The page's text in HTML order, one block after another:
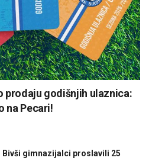
prodaju godišnjih ulaznica:
na Pecari!
gimnazijalci proslavili 25